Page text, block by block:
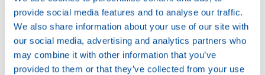
provide social media features and to analyse our traffic.
We also share information about your use of our site with
our social media, advertising and analytics partners who
may combine it with other information that you’ve
provided to them or that they’ve collected from your use
autre traitement non autorisé des données.
2.3.2. Nous, en tant que responsable du traitement
des données